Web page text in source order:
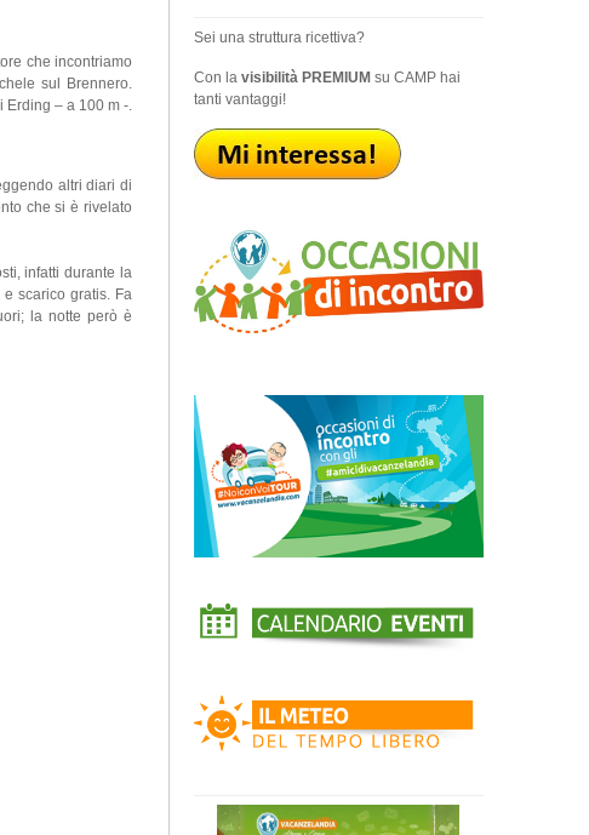
che incontriamo
sul Brennero.
Erding – a 100 m -.
altri diari di
che si è rivelato
infatti durante la
scarico gratis. Fa
la notte però è
Sei una struttura ricettiva?
Con la visibilità PREMIUMsu CAMP hai
tanti vantaggi!